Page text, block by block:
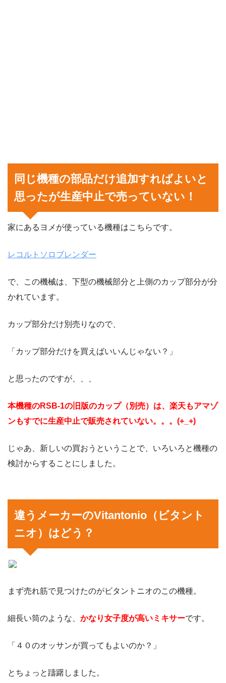
同じ機種の部品だけ追加すればよいと
思ったが生産中止で売っていない！
家にあるヨメが使っている機種はこちらです。
レコルトソロブレンダー
で、この機械は、下型の機械部分と上側のカップ部分が分
かれています。
カップ部分だけ別売りなので、
「カップ部分だけを買えばいいんじゃない？」
と思ったのですが、、、
本機種のRSB-1の旧版のカップ（別売）は、楽天もアマゾ
ンもすでに生産中止で販売されていない。。。(+_+)
じゃあ、新しいの買おうということで、いろいろと機種の
検討からすることにしました。
違うメーカーのVitantonio（ビタント
ニオ）はどう？
まず売れ筋で見つけたのがビタントニオのこの機種。
細長い筒のような、 かなり女子度が高いミキサーです。
「４０のオッサンが買ってもよいのか？」
とちょっと躊躇しました。